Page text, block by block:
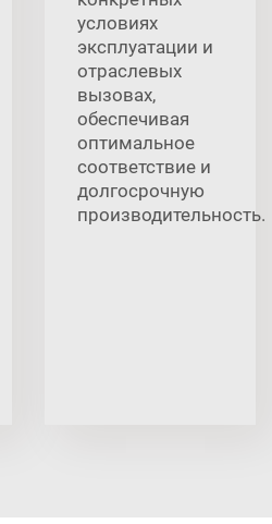
условиях
эксплуатации и
отраслевых
вызовах,
обеспечивая
оптимальное
соответствие и
долгосрочную
производительность.